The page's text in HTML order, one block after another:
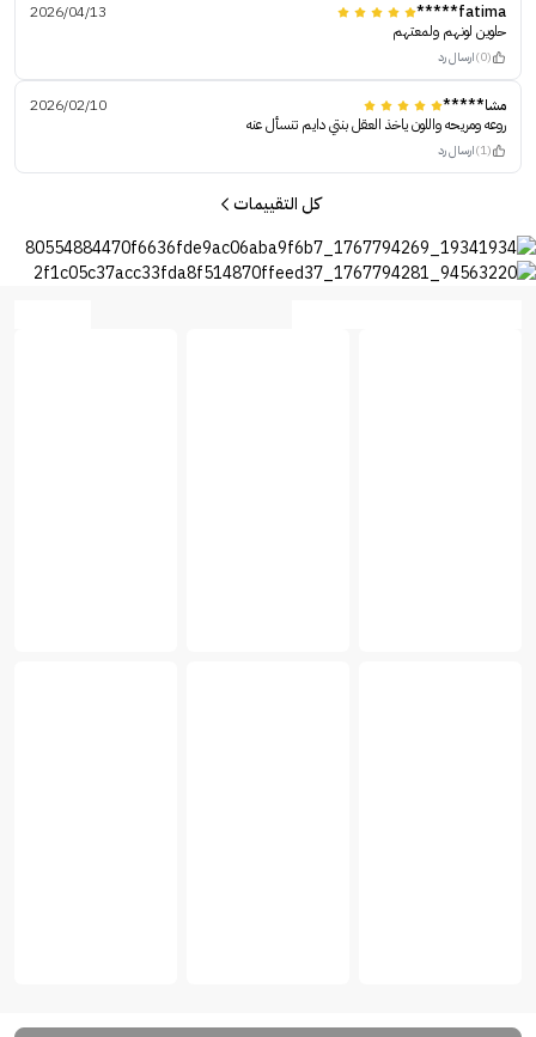
fatima*****
2026/04/13
حلوين لونهم ولمعتهم
(0) ارسال رد
مشا*****
2026/02/10
روعه ومريحه واللون ياخذ العقل بنتي دايم تنسأل عنه
(1) ارسال رد
كل التقييمات